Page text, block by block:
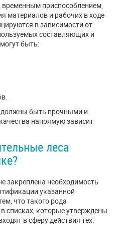
приспособлением,
материалов и рабочих в ходе
в зависимости от
составляющих и
быть:
должны быть прочными и
напрямую зависит
леса
закреплена необходимость
указанной
что такого рода
списках, которые утверждены
в сферу действия тех.